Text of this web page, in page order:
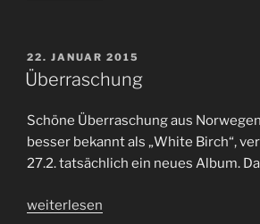
VERÖFFENTLICHT
AM
22. JANUAR 2015
Überraschung
Schöne Überraschung aus
besser bekannt als „White Birch“,
27.2. tatsächlich ein neues Album.
„Überraschung“
weiterlesen